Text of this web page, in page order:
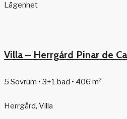
Lägenhet
Villa – Herrgård Pinar de
5 Sovrum • 3+1 bad • 406 m²
Herrgård, Villa